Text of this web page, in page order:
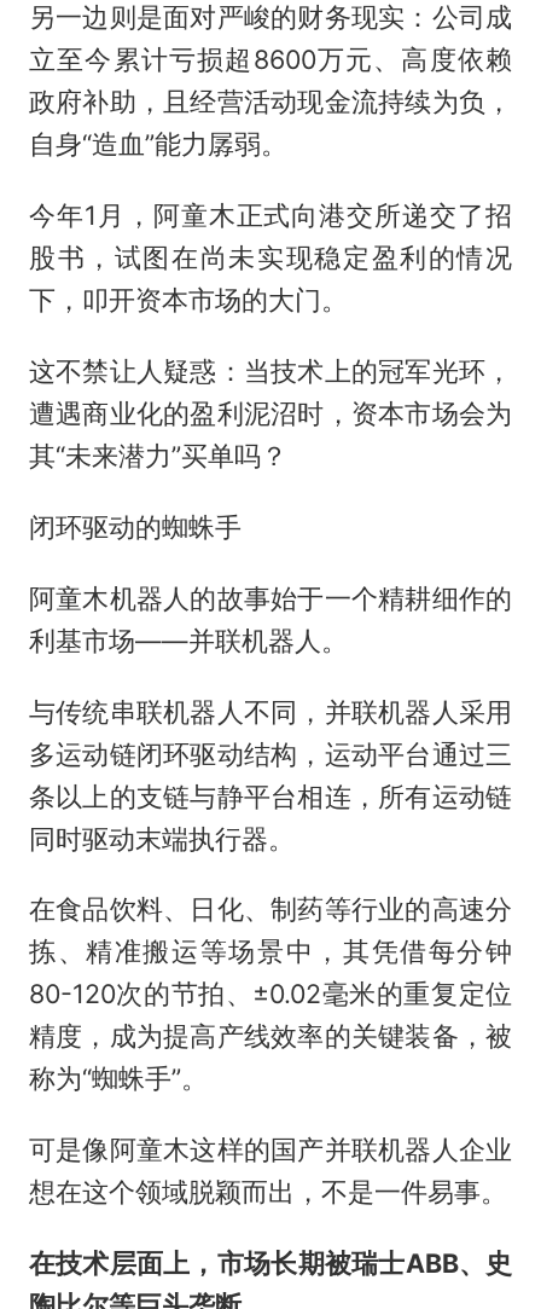
另一边则是面对严峻的财务现实：公司成
立至今累计亏损超8600万元、高度依赖
政府补助，且经营活动现金流持续为负，
自身“造血”能力孱弱。
今年1月，阿童木正式向港交所递交了招
股书，试图在尚未实现稳定盈利的情况
下，叩开资本市场的大门。
这不禁让人疑惑：当技术上的冠军光环，
遭遇商业化的盈利泥沼时，资本市场会为
其“未来潜力”买单吗？
闭环驱动的蜘蛛手
阿童木机器人的故事始于一个精耕细作的
利基市场——并联机器人。
与传统串联机器人不同，并联机器人采用
多运动链闭环驱动结构，运动平台通过三
条以上的支链与静平台相连，所有运动链
同时驱动末端执行器。
在食品饮料、日化、制药等行业的高速分
拣、精准搬运等场景中，其凭借每分钟
80-120次的节拍、±0.02毫米的重复定位
精度，成为提高产线效率的关键装备，被
称为“蜘蛛手”。
可是像阿童木这样的国产并联机器人企业
想在这个领域脱颖而出，不是一件易事。
在技术层面上 ， 市场长期被瑞士ABB、史